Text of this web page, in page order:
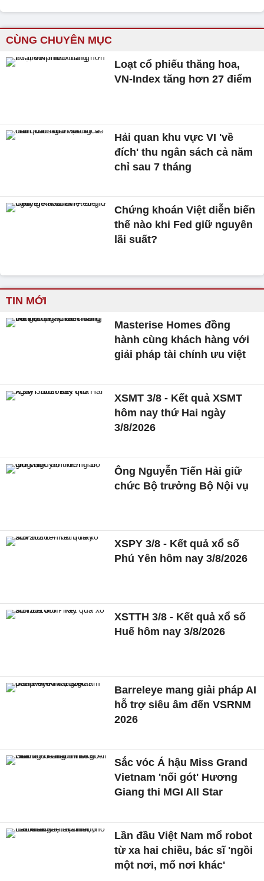
CÙNG CHUYÊN MỤC
Loạt cổ phiếu thăng hoa,
VN-Index tăng hơn 27 điểm
Hải quan khu vực VI 'về
đích' thu ngân sách cả năm
chỉ sau 7 tháng
Chứng khoán Việt diễn biến
thế nào khi Fed giữ nguyên
lãi suất?
TIN MỚI
Masterise Homes đồng
hành cùng khách hàng với
giải pháp tài chính ưu việt
XSMT 3/8 - Kết quả XSMT
hôm nay thứ Hai ngày
3/8/2026
Ông Nguyễn Tiến Hải giữ
chức Bộ trưởng Bộ Nội vụ
XSPY 3/8 - Kết quả xổ số
Phú Yên hôm nay 3/8/2026
XSTTH 3/8 - Kết quả xổ số
Huế hôm nay 3/8/2026
Barreleye mang giải pháp AI
hỗ trợ siêu âm đến VSRNM
2026
Sắc vóc Á hậu Miss Grand
Vietnam 'nối gót' Hương
Giang thi MGI All Star
Lần đầu Việt Nam mổ robot
từ xa hai chiều, bác sĩ 'ngồi
một nơi, mổ nơi khác'